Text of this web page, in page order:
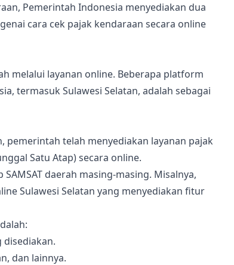
Pemerintah Indonesia menyediakan dua
cara cek pajak kendaraan secara online
melalui layanan online. Beberapa platform
termasuk Sulawesi Selatan, adalah sebagai
pemerintah telah menyediakan layanan pajak
Satu Atap) secara online.
daerah masing-masing. Misalnya,
Sulawesi Selatan yang menyediakan fitur
disediakan.
dan lainnya.